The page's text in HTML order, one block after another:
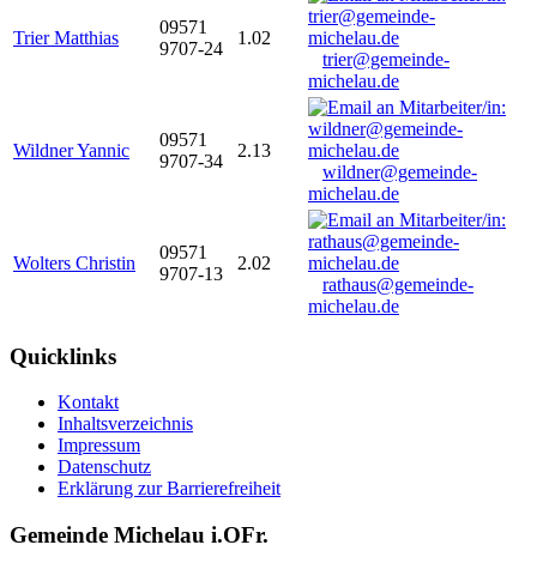
Trier Matthias
09571
9707-24
1.02
trier@gemeinde-
michelau.de
Wildner Yannic
09571
9707-34
2.13
wildner@gemeinde-
michelau.de
Wolters Christin
09571
9707-13
2.02
rathaus@gemeinde-
michelau.de
Quicklinks
Kontakt
Inhaltsverzeichnis
Impressum
Datenschutz
Erklärung zur Barrierefreiheit
Gemeinde Michelau i.OFr.